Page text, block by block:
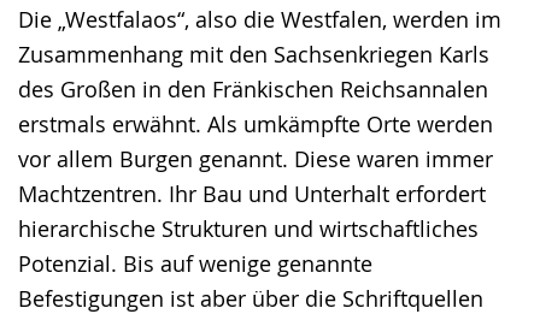
Die „Westfalaos“, also die Westfalen, werden im
Zusammenhang mit den Sachsenkriegen Karls
des Großen in den Fränkischen Reichsannalen
erstmals erwähnt. Als umkämpfte Orte werden
vor allem Burgen genannt. Diese waren immer
Machtzentren. Ihr Bau und Unterhalt erfordert
hierarchische Strukturen und wirtschaftliches
Potenzial. Bis auf wenige genannte
Befestigungen ist aber über die Schriftquellen
wird
angezeigt.